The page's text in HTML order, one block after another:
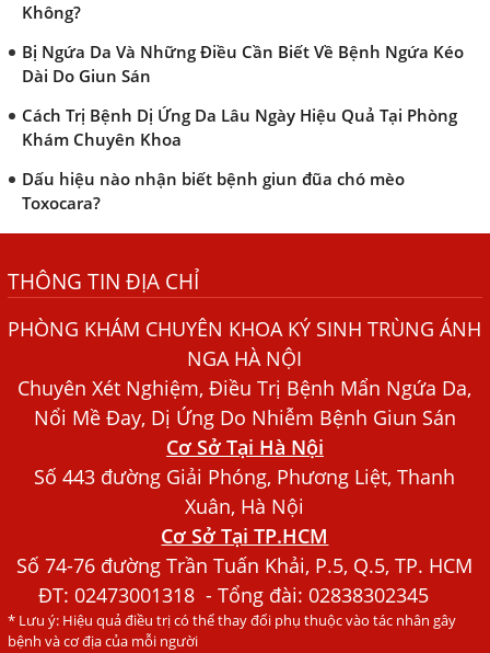
Bị Ngứa Da Và Những Điều Cần Biết Về Bệnh Ngứa Kéo
Dài Do Giun Sán
Khám Chuyên Khoa
Dấu hiệu nào nhận biết bệnh giun đũa chó mèo
Toxocara?
Sán
Dấu Hiệu Ngứa Da, Dị Ứng, Nổi Mề Đay Do Nhiễm Sán
Bác sĩ Nguyễn Ngọc Ánh Phòng Khám Ánh Nga Đề Tài
Nghiên Cứu Khoa
Xét Nghiệm Giun Sán Gồm Những Loại Nào? Chi Phí Bao
Nhiêu?
Người Đàn Ông Phát Ban Mẩn Đỏ Khắp Người, Sau Ba
Tháng Mới Tìm Ra Nguyên Nhân
Đau Mắt Đỏ, Nguyên Nhân Và Cách Điều Trị
HÀ NỘI – PHÁT BAN MẨN ĐỎ KHẮP NGƯỜI, ĐI KHÁM
PHÁT HIỆN NHIỄM KÝ SINH TRÙNG
THÔNG TIN ĐỊA CHỈ
PHÒNG KHÁM CHUYÊN KHOA KÝ SINH TRÙNG ÁNH
NGA HÀ NỘI
Chuyên Xét Nghiệm, Điều Trị Bệnh Mẩn Ngứa Da,
Nổi Mề Đay, Dị Ứng Do Nhiễm Bệnh Giun Sán
Cơ Sở Tại Hà Nội
Số 443 đường Giải Phóng, Phương Liệt, Thanh
Xuân, Hà Nội
Cơ Sở Tại TP.HCM
Số 74-76 đường Trần Tuấn Khải, P.5, Q.5, TP. HCM
ĐT:02473001318 - Tổng đài: 02838302345
* Lưu ý: Hiệu quả điều trị có thể thay đổi phụ thuộc vào tác nhân gây
bệnh và cơ địa của mỗi người